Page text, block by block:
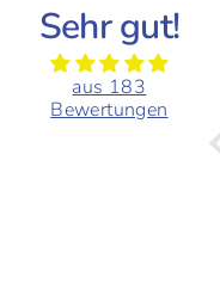
Sehr gut!
aus 183
Bewertungen
Das Set ist ein
gute Mischung
Das Set ist ein gute